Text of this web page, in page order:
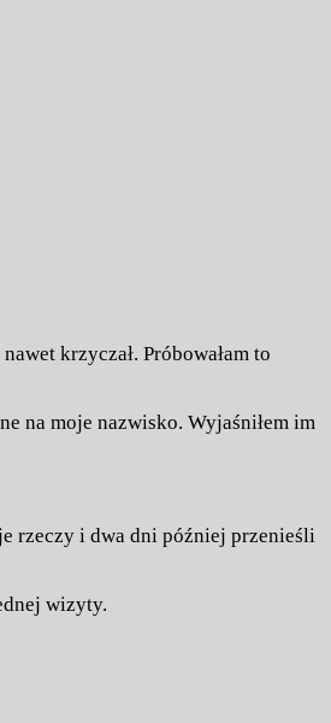
krzyczał. Próbowałam to
na moje nazwisko. Wyjaśniłem im
rzeczy i dwa dni później przenieśli
wizyty.